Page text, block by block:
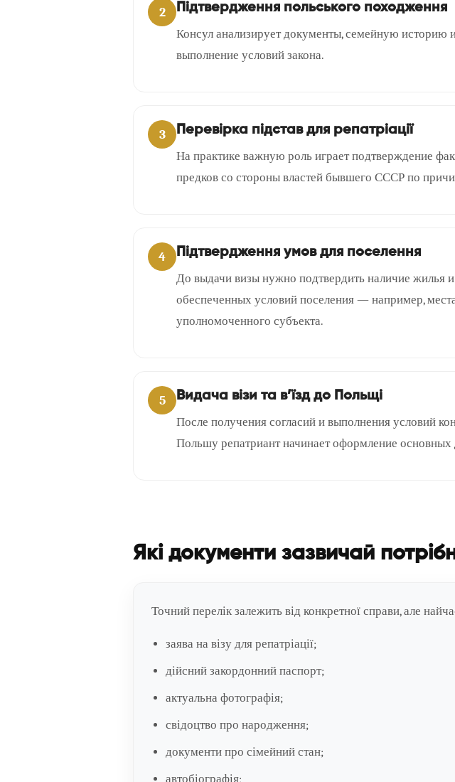
2 Підтвердження польського походження
Консул анализирует документы, семейную историю и
выполнение условий закона.
3 Перевірка підстав для репатріації
На практике важную роль играет подтверждение
предков со стороны властей бывшего СССР по
4 Підтвердження умов для поселення
До выдачи визы нужно подтвердить наличие жилья
обеспеченных условий поселения — например,
уполномоченного субъекта.
5 Видача візи та в’їзд до Польщі
После получения согласий и выполнения условий
Польшу репатриант начинает оформление
Які документи зазвичай
Точний перелік залежить від конкретної справи, але
заява на візу для репатріації;
дійсний закордонний паспорт;
актуальна фотографія;
свідоцтво про народження;
документи про сімейний стан;
автобіографія;